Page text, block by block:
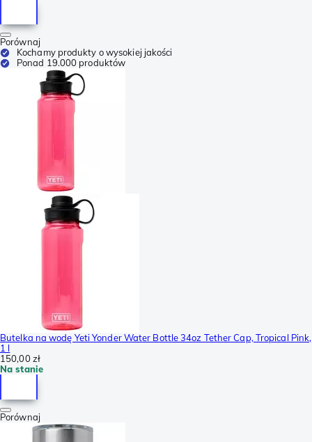
Porównaj
Kochamy produkty o wysokiej jakości
Ponad 19.000 produktów
Butelka na wodę Yeti Yonder Water Bottle 34oz Tether Cap, Tropical Pink,
1 l
150,00 zł
Na stanie
Porównaj